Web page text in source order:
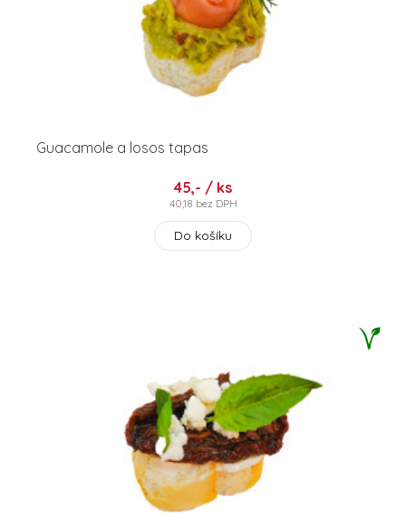
Guacamole a losos tapas
45,- / ks
40,18 bez DPH
Do košíku